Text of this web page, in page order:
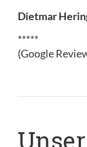
Dietmar
*****
(Google